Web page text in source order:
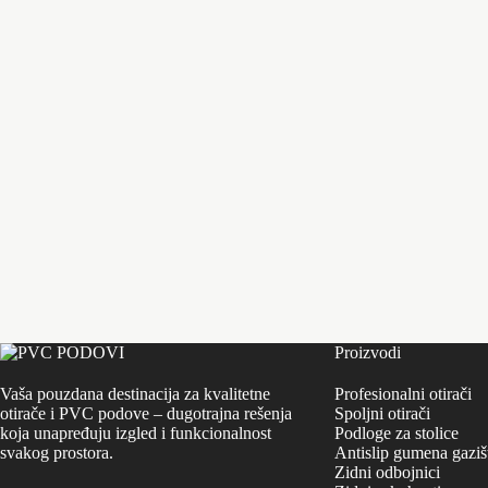
Vaša pouzdana destinacija za kvalitetne
otirače i PVC podove – dugotrajna rešenja
koja unapređuju izgled i funkcionalnost
svakog prostora.
Proizvodi
Profesionalni otirači
Spoljni otirači
Podloge za stolice
Antislip gumena
Zidni odbojnici